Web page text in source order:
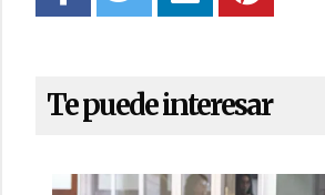
Te puede interesar